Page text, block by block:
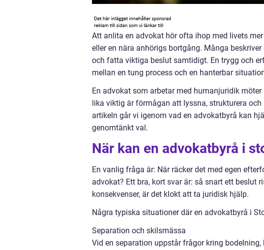
Att anlita en advokat hör ofta ihop med livets
eller en nära anhörigs bortgång. Många
och fatta viktiga beslut samtidigt. En trygg och
mellan en tung process och en hanterbar
En advokat som arbetar med humanjuridik
lika viktig är förmågan att lyssna, strukturera
artikeln går vi igenom vad en advokatbyrå kan
genomtänkt val.
När kan en advokatbyrå i
En vanlig fråga är: När räcker det med egen
advokat? Ett bra, kort svar är: så snart ett beslut
konsekvenser, är det klokt att ta juridisk hjälp.
Några typiska situationer där en advokatbyrå i
Separation och skilsmässa
Vid en separation uppstår frågor kring